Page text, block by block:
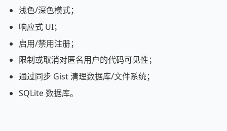
浅色/深色模式；
响应式 UI；
启用/禁用注册；
限制或取消对匿名用户的代码可见性；
通过同步 Gist 清理数据库/文件系统；
SQLite 数据库。